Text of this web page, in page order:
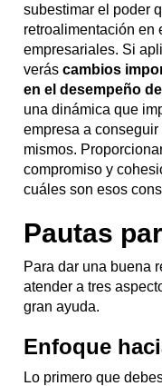
subestimar el poder
retroalimentación en
empresariales. Si
veráscambios
en el desempeño
una dinámica que
empresa a
mismos.
compromiso y
cuáles son esos
Pautas
Para dar una buena
atender a tres
gran ayuda.
Enfoque
Lo primero que